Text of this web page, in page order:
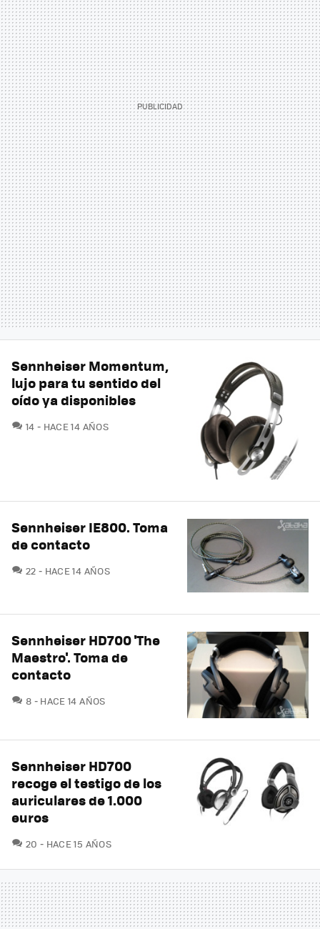
Sennheiser Momentum,
lujo para tu sentido del
oído ya disponibles
14 COMENTARIOS
HACE 14 AÑOS
Sennheiser IE800. Toma
de contacto
22 COMENTARIOS
HACE 14 AÑOS
Sennheiser HD700 'The
Maestro'. Toma de
contacto
8 COMENTARIOS
HACE 14 AÑOS
Sennheiser HD700
recoge el testigo de los
auriculares de 1.000
euros
20 COMENTARIOS
HACE 15 AÑOS